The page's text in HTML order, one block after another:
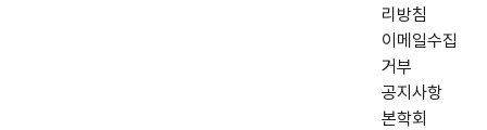
리방침
이메일수집
거부
공지사항
본학회